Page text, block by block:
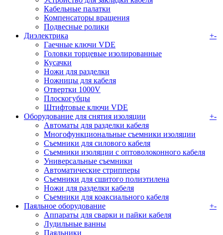
Кабельные палатки
Компенсаторы вращения
Подвесные ролики
Диэлектрика
+-
Гаечные ключи VDE
Головки торцевые изолированные
Кусачки
Ножи для разделки
Ножницы для кабеля
Отвертки 1000V
Плоскогубцы
Штифтовые ключи VDE
Оборудование для снятия изоляции
+-
Автоматы для разделки кабеля
Многофункциональные съемники изоляции
Съемники для силового кабеля
Съемники изоляции с оптоволоконного кабеля
Универсальные съемники
Автоматические стрипперы
Съемники для сшитого полиэтилена
Ножи для разделки кабеля
Съемники для коаксиального кабеля
Паяльное оборудование
+-
Аппараты для сварки и пайки кабеля
Лудильные ванны
Паяльники